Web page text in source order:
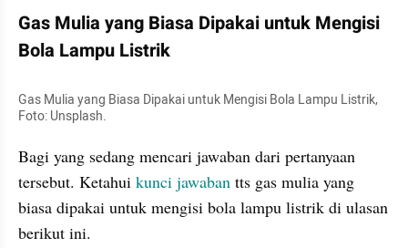
Gas Mulia yang Biasa Dipakai untuk Mengisi
Bola Lampu Listrik
Gas Mulia yang Biasa Dipakai untuk Mengisi Bola Lampu Listrik,
Foto: Unsplash.
Bagi yang sedang mencari jawaban dari pertanyaan
tersebut. Ketahui kunci jawaban tts gas mulia yang
biasa dipakai untuk mengisi bola lampu listrik di ulasan
berikut ini.